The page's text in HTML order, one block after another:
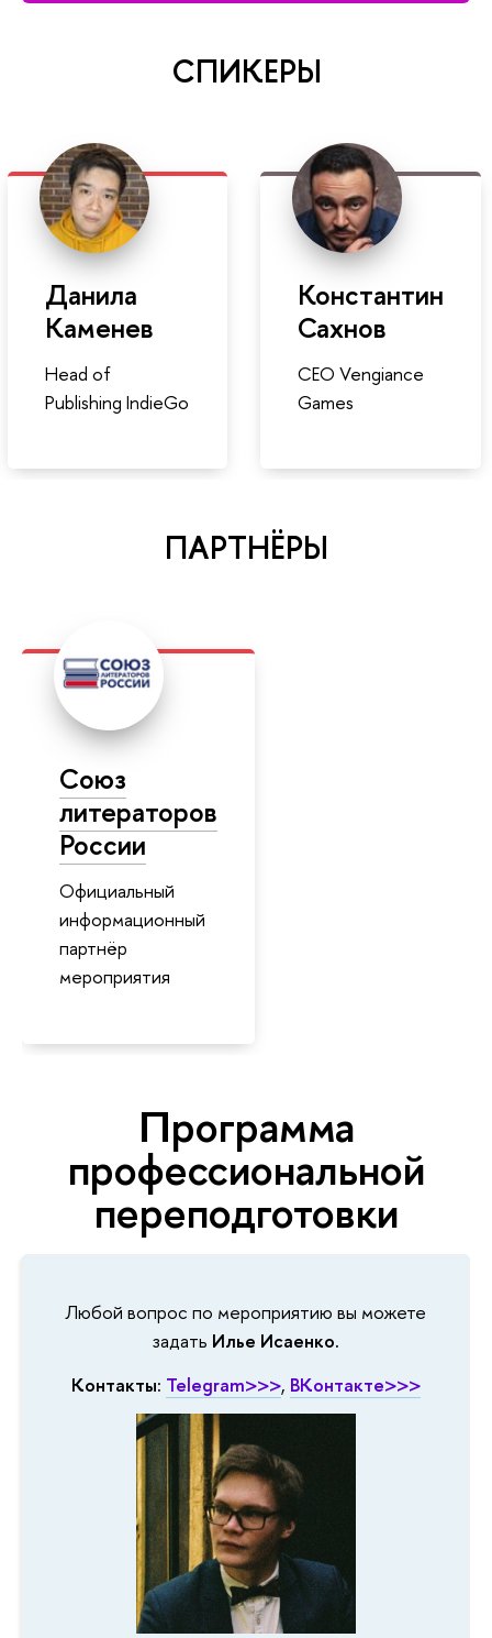
СПИКЕРЫ
Данила
Каменев
Head of
Publishing IndieGo
Константин
Сахнов
CEO Vengiance
Games
ПАРТНЁРЫ
Союз
литераторов
России
Официальный
информационный
партнёр
мероприятия
Программа
профессиональной
переподготовки
Любой вопрос по мероприятию вы можете
задать Илье Исаенко.
Контакты: Telegram>>>, ВКонтакте>>>